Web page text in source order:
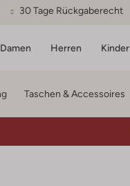
30 Tage Rückgaberecht
Damen Herren Kinder
Taschen & Accessoires